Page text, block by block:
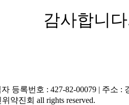
감사합니
등록번호 : 427-82-00079 | 주소 :
약진회 all rights reserved.